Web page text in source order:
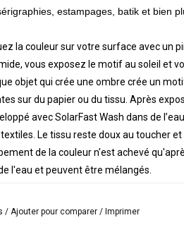
estampages, batik et bien
la couleur sur votre surface avec un
vous exposez le motif au soleil et
objet qui crée une ombre crée un
sur du papier ou du tissu. Après
avec SolarFast Wash dans de
Le tissu reste doux au toucher
de la couleur n'est achevé
l'eau et peuvent être mélangés.
naturelles telles que le coton, le lin, la
/Ajouter pour comparer/ Imprimer